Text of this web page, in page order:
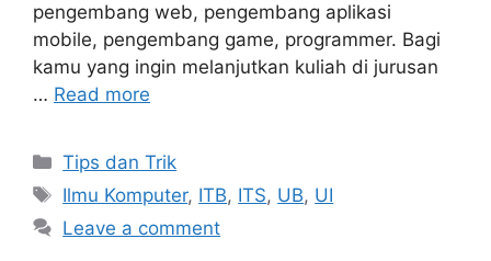
pengembang web, pengembang aplikasi
mobile, pengembang game, programmer. Bagi
kamu yang ingin melanjutkan kuliah di jurusan
… Read more
Tips dan Trik
Ilmu Komputer, ITB, ITS, UB, UI
Leave a comment